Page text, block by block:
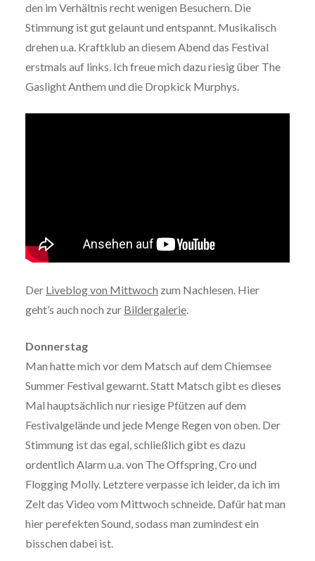
den im Verhältnis recht wenigen Besuchern. Die
Stimmung ist gut gelaunt und entspannt. Musikalisch
drehen u.a. Kraftklub an diesem Abend das Festival
erstmals auf links. Ich freue mich dazu riesig über The
Gaslight Anthem und die Dropkick Murphys.
Der Liveblog von Mittwoch zum Nachlesen. Hier
geht’s auch noch zur Bildergalerie.
Donnerstag
Man hatte mich vor dem Matsch auf dem Chiemsee
Summer Festival gewarnt. Statt Matsch gibt es dieses
Mal hauptsächlich nur riesige Pfützen auf dem
Festivalgelände und jede Menge Regen von oben. Der
Stimmung ist das egal, schließlich gibt es dazu
ordentlich Alarm u.a. von The Offspring, Cro und
Flogging Molly. Letztere verpasse ich leider, da ich im
Zelt das Video vom Mittwoch schneide. Dafür hat man
hier perefekten Sound, sodass man zumindest ein
bisschen dabei ist.